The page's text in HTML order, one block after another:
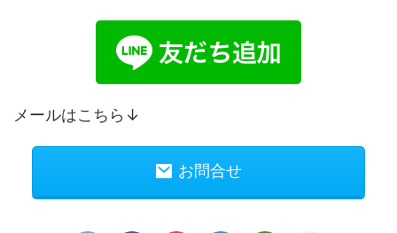
メールはこちら↓
お問合せ